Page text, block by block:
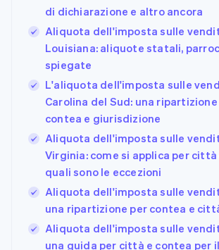
di dichiarazione e altro ancora
Aliquota dell'imposta sulle
Louisiana: aliquote statali,
spiegate
L'aliquota dell'imposta sulle
Carolina del Sud: una
contea e giurisdizione
Aliquota dell'imposta sulle
Virginia: come si applica per città
quali sono le eccezioni
Aliquota dell'imposta sulle
una ripartizione per contea e
Aliquota dell'imposta sulle
una guida per città e contea per